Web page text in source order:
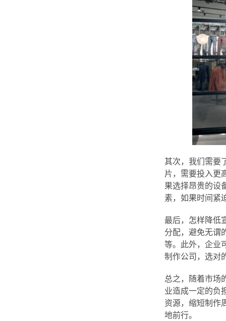
其次，我们需要
片，需要投入更
果选择昂贵的设
素，如果时间紧
最后，怎样降低
分配，避免无谓
等。此外，企业
制作公司，选对
总之，随着市场
业造成一定的负
资源，缩短制作
地前行。